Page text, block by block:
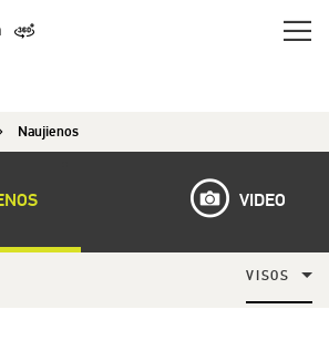
Naujienos
VIDEO
VISOS